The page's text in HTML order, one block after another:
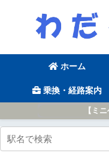
ホーム
乗換・経路案内
【ミ